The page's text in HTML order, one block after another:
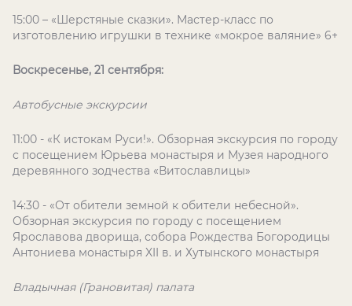
15:00 – «Шерстяные сказки». Мастер-класс по
изготовлению игрушки в технике «мокрое валяние» 6+
Воскресенье, 21 сентября:
Автобусные экскурсии
11:00 - «К истокам Руси!». Обзорная экскурсия по городу
с посещением Юрьева монастыря и Музея народного
деревянного зодчества «Витославлицы»
14:30 - «От обители земной к обители небесной».
Обзорная экскурсия по городу с посещением
Ярославова дворища, собора Рождества Богородицы
Антониева монастыря XII в. и Хутынского монастыря
Владычная (Грановитая) палата